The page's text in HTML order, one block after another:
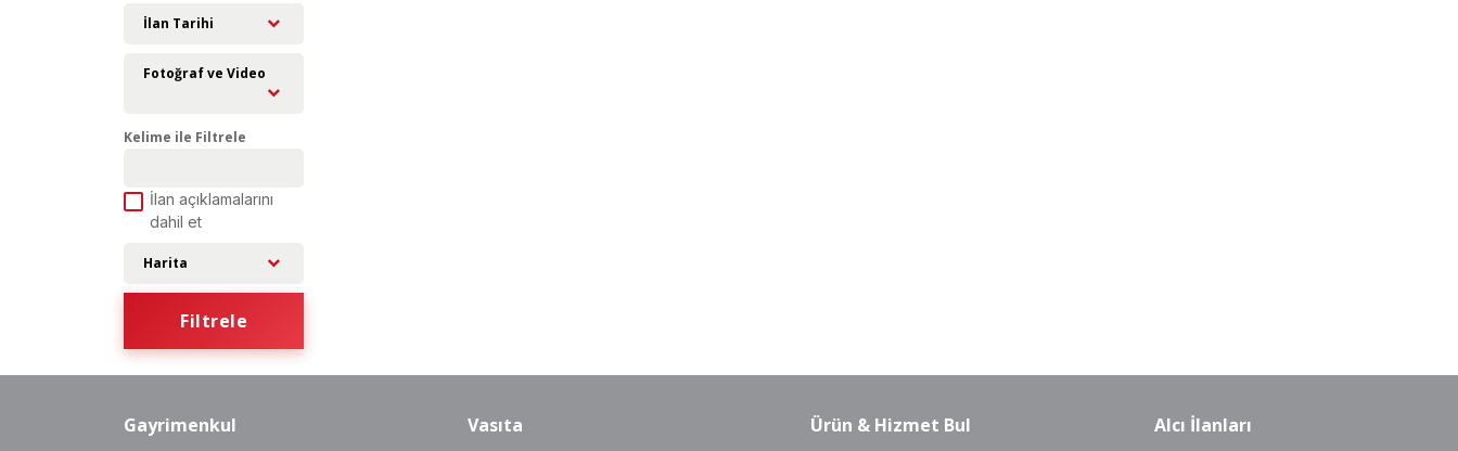
İlan Tarihi
Fotoğraf ve Video
Kelime ile Filtrele
İlan açıklamalarını
dahil et
Harita
Filtrele
Gayrimenkul
Vasıta
Ürün & Hizmet Bul
Alcı İlanları